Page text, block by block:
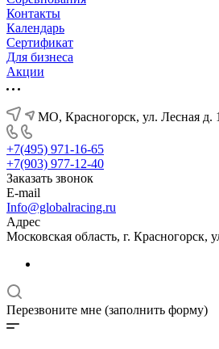
Контакты
Календарь
Сертификат
Для бизнеса
Акции
МО, Красногорск, ул. Лесная д.
+7(495) 971-16-65
+7(903) 977-12-40
Заказать звонок
E-mail
Info@globalracing.ru
Адрес
Московская область, г. Красногорск,
Перезвоните мне (заполнить форму)